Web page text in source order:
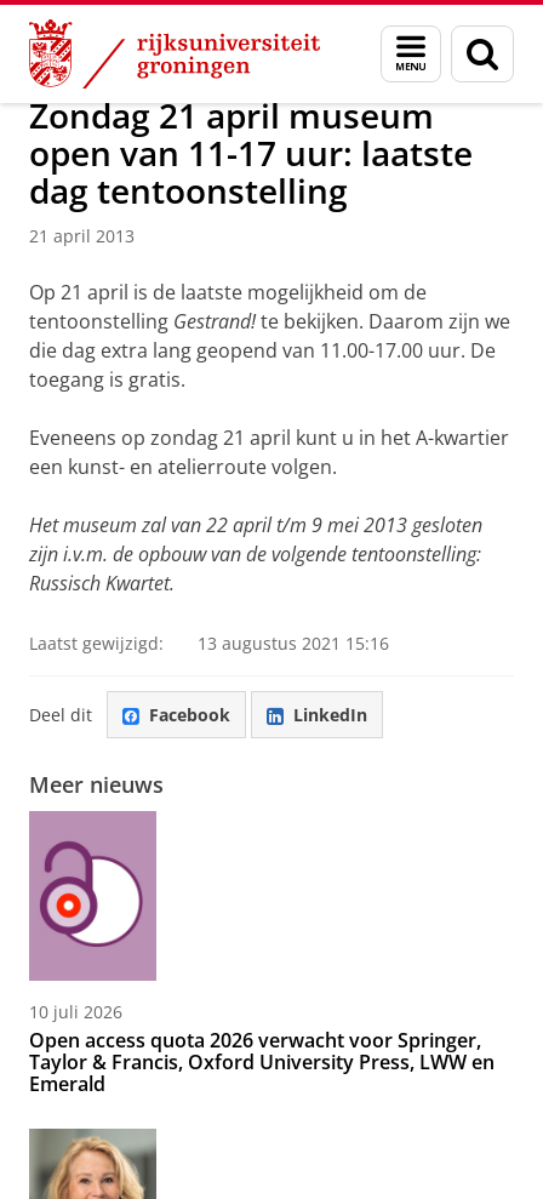
Skip
Content
Skip
Navigation
Menu
en
zoeken
Over ons Actueel Nieuws Nieuwsberichten
Zondag 21 april museum
open van 11-17 uur: laatste
dag tentoonstelling
21 april 2013
Op 21 april is de laatste mogelijkheid om de
tentoonstelling Gestrand!te bekijken. Daarom zijn we
die dag extra lang geopend van 11.00-17.00 uur. De
toegang is gratis.
Eveneens op zondag 21 april kunt u in het A-kwartier
een kunst- en atelierroute volgen.
Het museum zal van 22 april t/m 9 mei 2013 gesloten
zijn i.v.m. de opbouw van de volgende tentoonstelling:
Russisch Kwartet.
Laatst gewijzigd: 13 augustus 2021 15:16
Deel dit Facebook LinkedIn
Meer nieuws
10 juli 2026
Open access quota 2026 verwacht voor Springer,
Taylor & Francis, Oxford University Press, LWW en
Emerald